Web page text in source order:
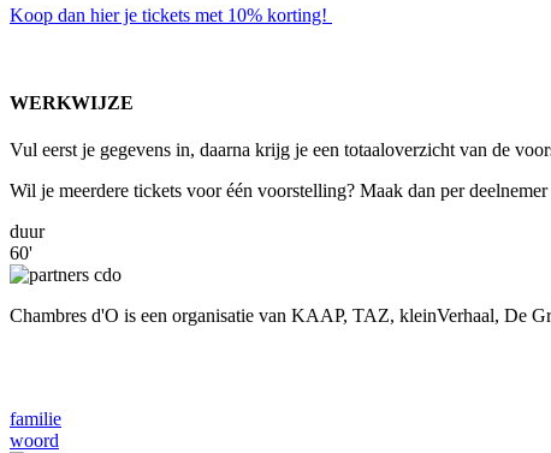
Koop dan hier je tickets met 10% korting!
WERKWIJZE
Vul eerst je gegevens in, daarna krijg je een totaaloverzicht van de
Wil je meerdere tickets voor één voorstelling? Maak dan per deelnemer
duur
60'
Chambres d'O is een organisatie van KAAP, TAZ, kleinVerhaal, De
familie
woord